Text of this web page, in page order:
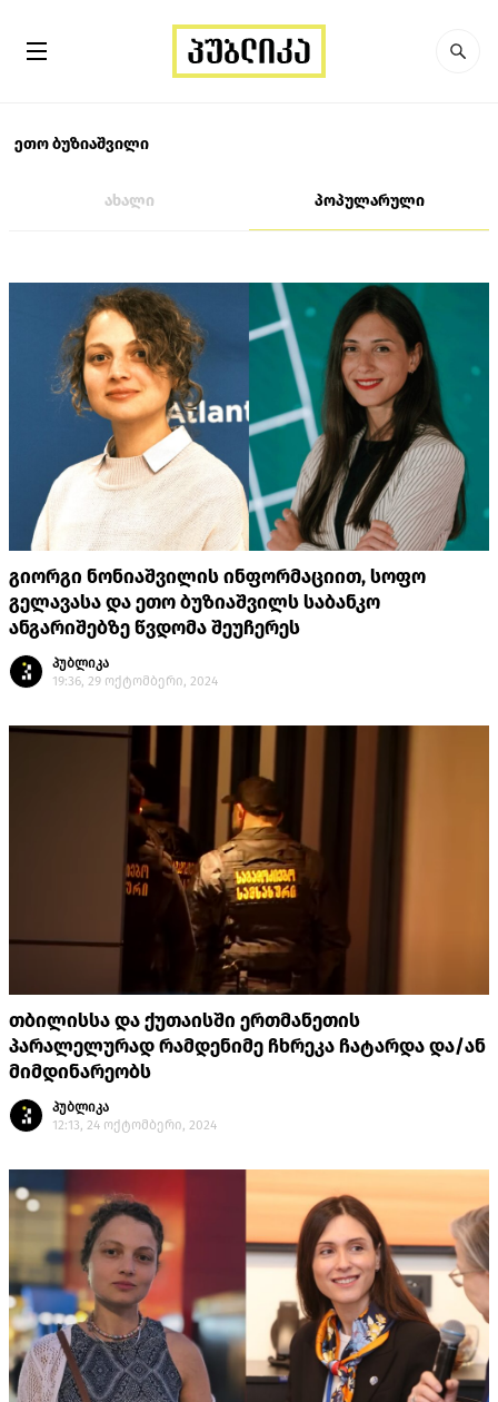
ეთო ბუზიაშვილი
ახალი პოპულარული
გიორგი ნონიაშვილის ინფორმაციით, სოფო
გელავასა და ეთო ბუზიაშვილს საბანკო
ანგარიშებზე წვდომა შეუჩერეს
პუბლიკა
19:36, 29 ოქტომბერი, 2024
თბილისსა და ქუთაისში ერთმანეთის
პარალელურად რამდენიმე ჩხრეკა ჩატარდა და/ან
მიმდინარეობს
პუბლიკა
12:13, 24 ოქტომბერი, 2024